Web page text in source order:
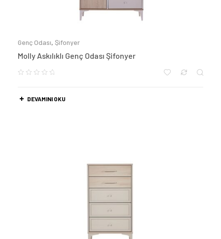
Genç Odası, Şifonyer
Molly Askılıklı Genç Odası Şifonyer
DEVAMINI OKU